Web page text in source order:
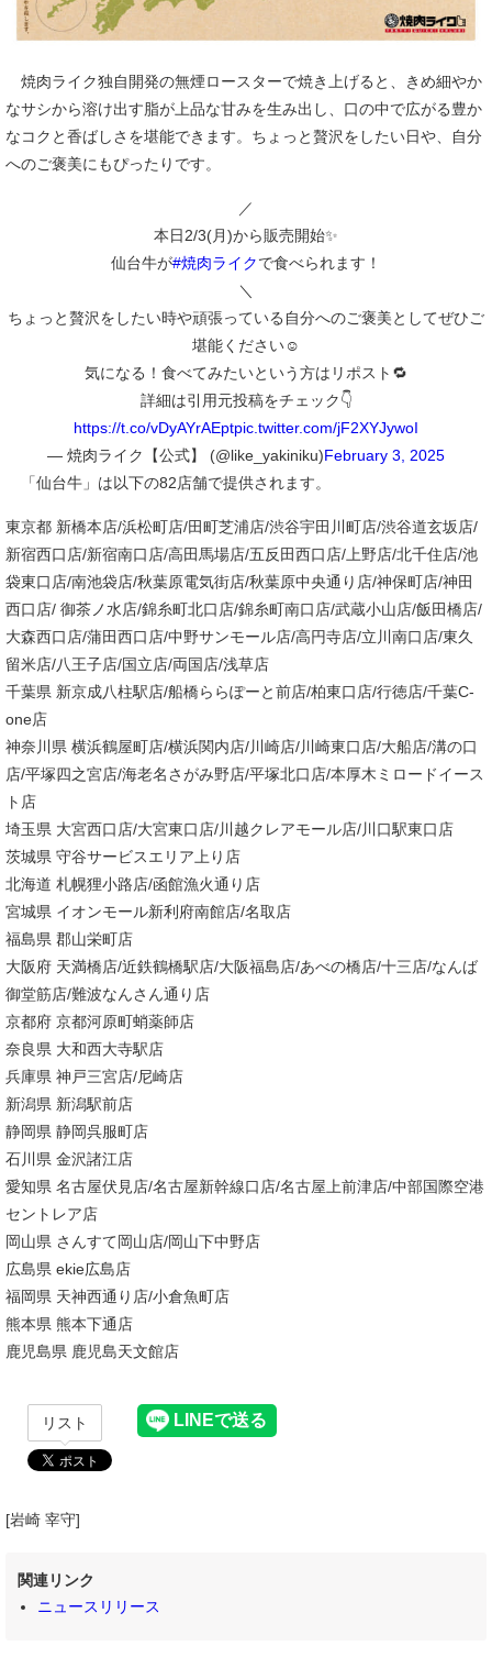
焼肉ライク独自開発の無煙ロースターで焼き上げると、きめ細やか
なサシから溶け出す脂が上品な甘みを生み出し、口の中で広がる豊か
なコクと香ばしさを堪能できます。ちょっと贅沢をしたい日や、自分
へのご褒美にもぴったりです。
／
本日2/3(月)から販売開始✨
仙台牛が#焼肉ライクで食べられます！
＼
ちょっと贅沢をしたい時や頑張っている自分へのご褒美としてぜひご
堪能ください☺
気になる！食べてみたいという方はリポスト🔁
詳細は引用元投稿をチェック👇
https://t.co/vDyAYrAEptpic.twitter.com/jF2XYJywoI
— 焼肉ライク【公式】 (@like_yakiniku)February 3, 2025
「仙台牛」は以下の82店舗で提供されます。
東京都 新橋本店/浜松町店/田町芝浦店/渋谷宇田川町店/渋谷道玄坂店/
新宿西口店/新宿南口店/高田馬場店/五反田西口店/上野店/北千住店/池
袋東口店/南池袋店/秋葉原電気街店/秋葉原中央通り店/神保町店/神田
西口店/ 御茶ノ水店/錦糸町北口店/錦糸町南口店/武蔵小山店/飯田橋店/
大森西口店/蒲田西口店/中野サンモール店/高円寺店/立川南口店/東久
留米店/八王子店/国立店/両国店/浅草店
千葉県 新京成八柱駅店/船橋ららぽーと前店/柏東口店/行徳店/千葉C-
one店
神奈川県 横浜鶴屋町店/横浜関内店/川崎店/川崎東口店/大船店/溝の口
店/平塚四之宮店/海老名さがみ野店/平塚北口店/本厚木ミロードイース
ト店
埼玉県 大宮西口店/大宮東口店/川越クレアモール店/川口駅東口店
茨城県 守谷サービスエリア上り店
北海道 札幌狸小路店/函館漁火通り店
宮城県 イオンモール新利府南館店/名取店
福島県 郡山栄町店
大阪府 天満橋店/近鉄鶴橋駅店/大阪福島店/あべの橋店/十三店/なんば
御堂筋店/難波なんさん通り店
京都府 京都河原町蛸薬師店
奈良県 大和西大寺駅店
兵庫県 神戸三宮店/尼崎店
新潟県 新潟駅前店
静岡県 静岡呉服町店
石川県 金沢諸江店
愛知県 名古屋伏見店/名古屋新幹線口店/名古屋上前津店/中部国際空港
セントレア店
岡山県 さんすて岡山店/岡山下中野店
広島県 ekie広島店
福岡県 天神西通り店/小倉魚町店
熊本県 熊本下通店
鹿児島県 鹿児島天文館店
リスト
[岩崎 宰守]
関連リンク
ニュースリリース